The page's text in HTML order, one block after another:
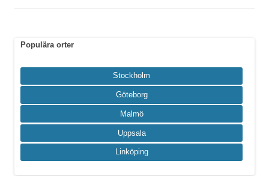
Populära orter
Stockholm
Göteborg
Malmö
Uppsala
Linköping